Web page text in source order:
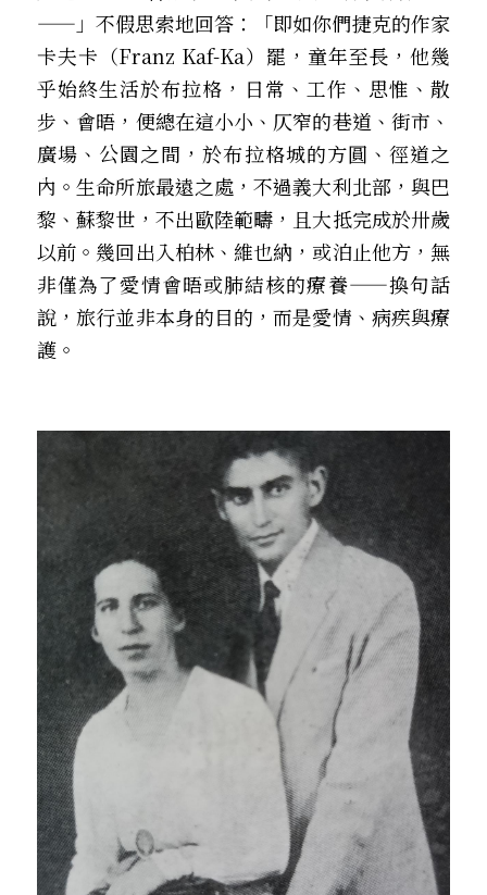
——」不假思索地回答：「即如你們捷克的作家
卡夫卡（Franz Kaf-Ka）罷，童年至長，他幾
乎始終生活於布拉格，日常、工作、思惟、散
步、會晤，便總在這小小、仄窄的巷道、街市、
廣場、公園之間，於布拉格城的方圓、徑道之
內。生命所旅最遠之處，不過義大利北部，與巴
黎、蘇黎世，不出歐陸範疇，且大抵完成於卅歲
以前。幾回出入柏林、維也納，或泊止他方，無
非僅為了愛情會晤或肺結核的療養——換句話
說，旅行並非本身的目的，而是愛情、病疾與療
護。